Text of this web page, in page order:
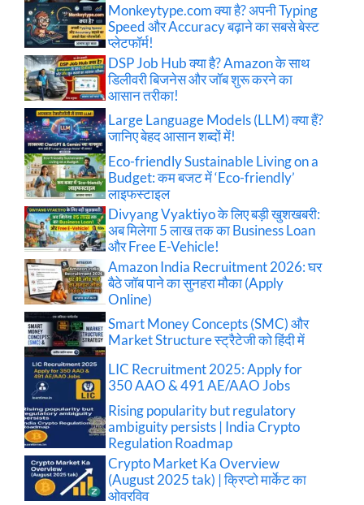
Monkeytype.com क्या है? अपनी Typing
Speed और Accuracy बढ़ाने का सबसे बेस्ट
प्लेटफॉर्म!
DSP Job Hub क्या है? Amazon के साथ
डिलीवरी बिजनेस और जॉब शुरू करने का
आसान तरीका!
Large Language Models (LLM) क्या हैं?
जानिए बेहद आसान शब्दों में!
Eco-friendly Sustainable Living on a
Budget: कम बजट में ‘Eco-friendly’
लाइफस्टाइल
Divyang Vyaktiyo के लिए बड़ी खुशखबरी:
अब मिलेगा 5 लाख तक का Business Loan
और Free E-Vehicle!
Amazon India Recruitment 2026: घर
बैठे जॉब पाने का सुनहरा मौका (Apply
Online)
Smart Money Concepts (SMC) और
Market Structure स्ट्रैटेजी को हिंदी में
LIC Recruitment 2025: Apply for
350 AAO & 491 AE/AAO Jobs
Rising popularity but regulatory
ambiguity persists | India Crypto
Regulation Roadmap
Crypto Market Ka Overview
(August 2025 tak) | क्रिप्टो मार्केट का
ओवरविव